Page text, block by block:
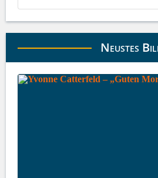
Neustes